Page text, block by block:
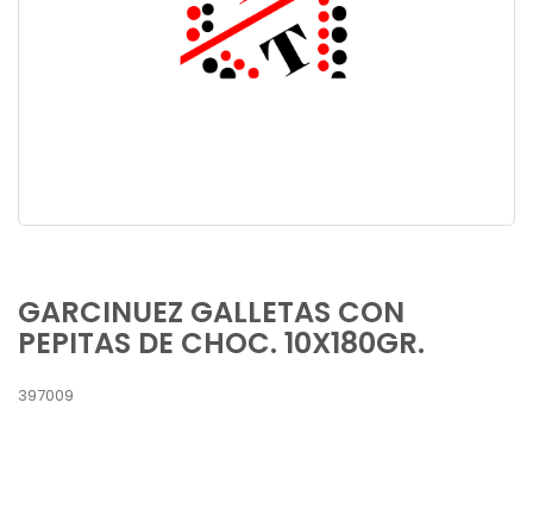
GARCINUEZ GALLETAS CON
PEPITAS DE CHOC. 10X180GR.
397009